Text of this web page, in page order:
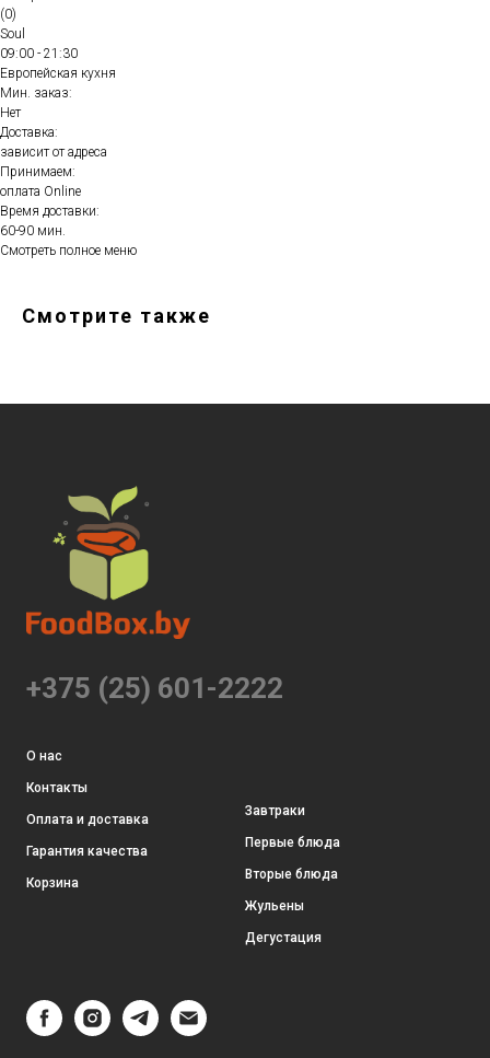
(0)
Soul
09:00 - 21:30
Европейская кухня
Мин. заказ:
Нет
Доставка:
зависит от адреса
Принимаем:
оплата Online
Время доставки:
60-90 мин.
Смотреть полное меню
Смотрите также
+375 (25) 601-2222
О нас
Контакты
Оплата и доставка
Гарантия качества
Корзина
Завтраки
Первые блюда
Вторые блюда
Жульены
Дегустация